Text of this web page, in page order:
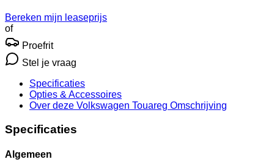
Bereken mijn leaseprijs
of
Proefrit
Stel je vraag
Specificaties
Opties & Accessoires
Over deze Volkswagen Touareg Omschrijving
Specificaties
Algemeen